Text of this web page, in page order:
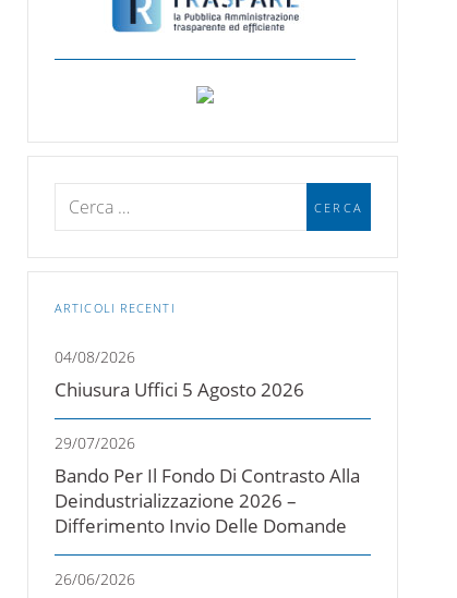
ARTICOLI RECENTI
04/08/2026
Chiusura Uffici 5 Agosto 2026
29/07/2026
Bando Per Il Fondo Di Contrasto Alla
Deindustrializzazione 2026 –
Differimento Invio Delle Domande
26/06/2026